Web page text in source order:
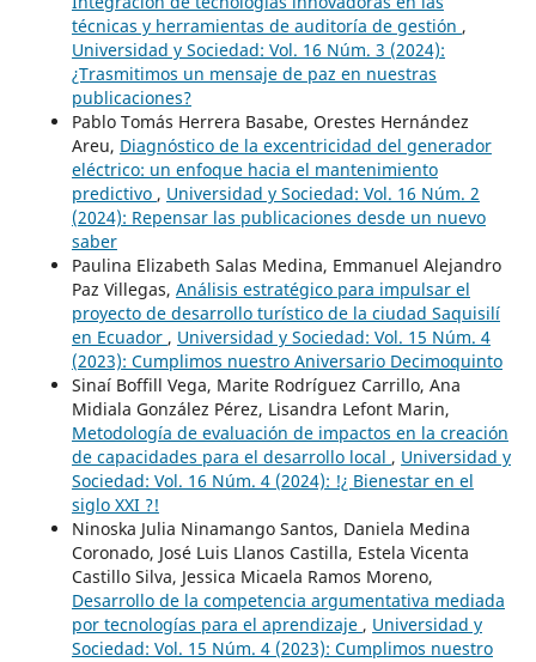
técnicas y herramientas de auditoría de gestión ,
Universidad y Sociedad: Vol. 16 Núm. 3 (2024):
¿Trasmitimos un mensaje de paz en nuestras
publicaciones?
Pablo Tomás Herrera Basabe, Orestes Hernández
Areu, Diagnóstico de la excentricidad del generador
eléctrico: un enfoque hacia el mantenimiento
predictivo , Universidad y Sociedad: Vol. 16 Núm. 2
(2024): Repensar las publicaciones desde un nuevo
saber
Paulina Elizabeth Salas Medina, Emmanuel Alejandro
Paz Villegas, Análisis estratégico para impulsar el
proyecto de desarrollo turístico de la ciudad Saquisilí
en Ecuador , Universidad y Sociedad: Vol. 15 Núm. 4
(2023): Cumplimos nuestro Aniversario Decimoquinto
Sinaí Boffill Vega, Marite Rodríguez Carrillo, Ana
Midiala González Pérez, Lisandra Lefont Marin,
Metodología de evaluación de impactos en la creación
de capacidades para el desarrollo local , Universidad y
Sociedad: Vol. 16 Núm. 4 (2024): !¿ Bienestar en el
siglo XXI ?!
Ninoska Julia Ninamango Santos, Daniela Medina
Coronado, José Luis Llanos Castilla, Estela Vicenta
Castillo Silva, Jessica Micaela Ramos Moreno,
Desarrollo de la competencia argumentativa mediada
por tecnologías para el aprendizaje , Universidad y
Sociedad: Vol. 15 Núm. 4 (2023): Cumplimos nuestro